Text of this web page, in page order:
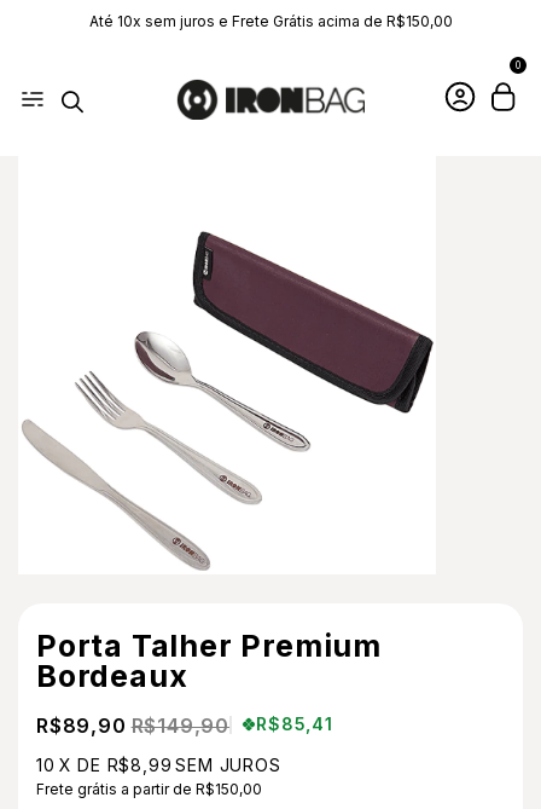
Até 10x sem juros e Frete Grátis acima de R$150,00
0
Porta Talher Premium
Bordeaux
R$89,90 R$149,90
R$85,41
10 X DE R$8,99 SEM JUROS
Frete grátis a partir de R$150,00